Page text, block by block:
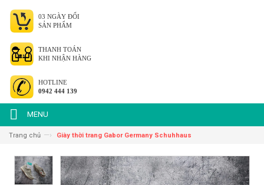
03 NGÀY ĐỔI
SẢN PHẨM
THANH TOÁN
KHI NHẬN HÀNG
HOTLINE
0942 444 139
MENU
Trang chủ —› Giày thời trang Gabor Germany Schuhhaus